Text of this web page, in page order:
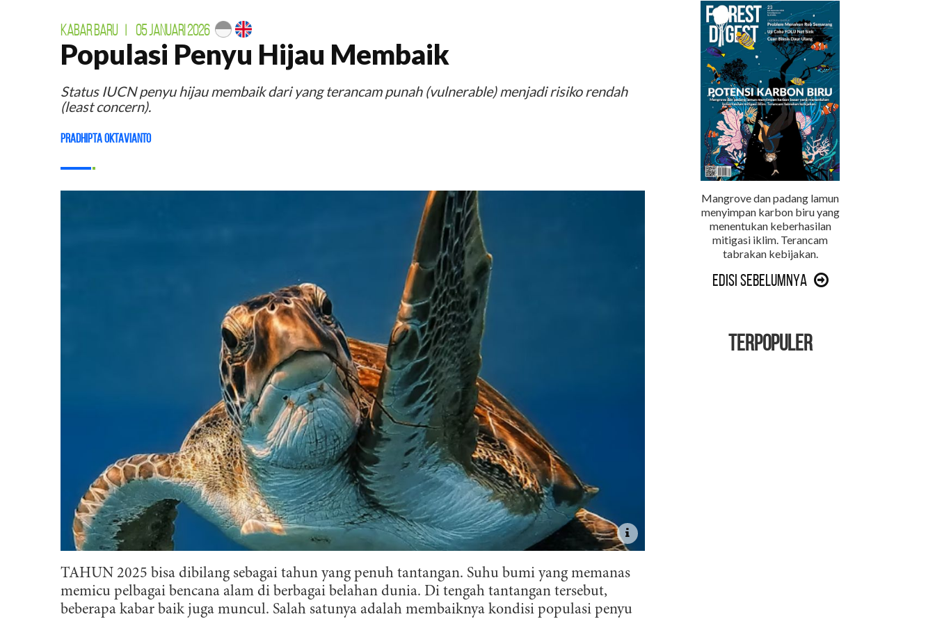
KABAR BARU 05 JANUARI 2026
Populasi Penyu Hijau Membaik
Status IUCN penyu hijau membaik dari yang terancam punah (vulnerable) menjadi risiko rendah
(least concern).
Pradhipta Oktavianto
TAHUN 2025 bisa dibilang sebagai tahun yang penuh tantangan. Suhu bumi yang memanas
memicu pelbagai bencana alam di berbagai belahan dunia. Di tengah tantangan tersebut,
beberapa kabar baik juga muncul. Salah satunya adalah membaiknya kondisi populasi penyu
Mangrove dan padang lamun
menyimpan karbon biru yang
menentukan keberhasilan
mitigasi iklim. Terancam
tabrakan kebijakan.
Edisi Sebelumnya
TERPOPULER